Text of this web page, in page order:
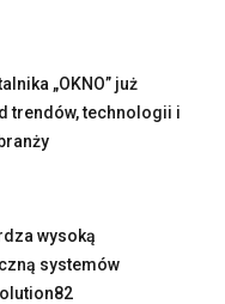
„OKNO” już
trendów, technologii i
wysoką
systemów